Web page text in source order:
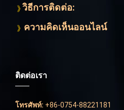
วิธีการติดต่อ:
ความคิดเห็นออนไลน์
ติดต่อเรา
โทรศัพท์: +86-0754-88221181